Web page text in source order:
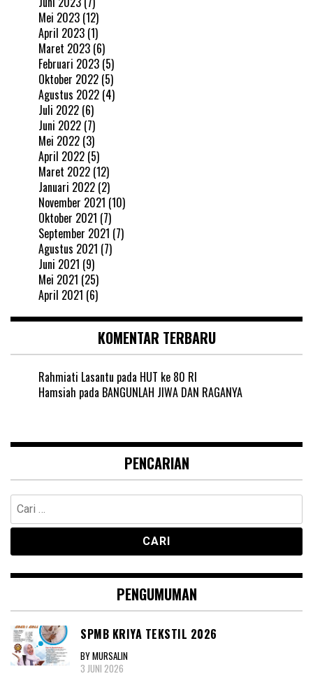
Mei 2023 (12)
April 2023 (1)
Maret 2023 (6)
Februari 2023 (5)
Oktober 2022 (5)
Agustus 2022 (4)
Juli 2022 (6)
Juni 2022 (7)
Mei 2022 (3)
April 2022 (5)
Maret 2022 (12)
Januari 2022 (2)
November 2021 (10)
Oktober 2021 (7)
September 2021 (7)
Agustus 2021 (7)
Juni 2021 (9)
Mei 2021 (25)
April 2021 (6)
KOMENTAR TERBARU
Rahmiati Lasantu pada HUT ke 80 RI
Hamsiah pada BANGUNLAH JIWA DAN RAGANYA
PENCARIAN
Cari
untuk:
PENGUMUMAN
SPMB KRIYA TEKSTIL 2026
BY MURSALIN
3 JUNI 2026